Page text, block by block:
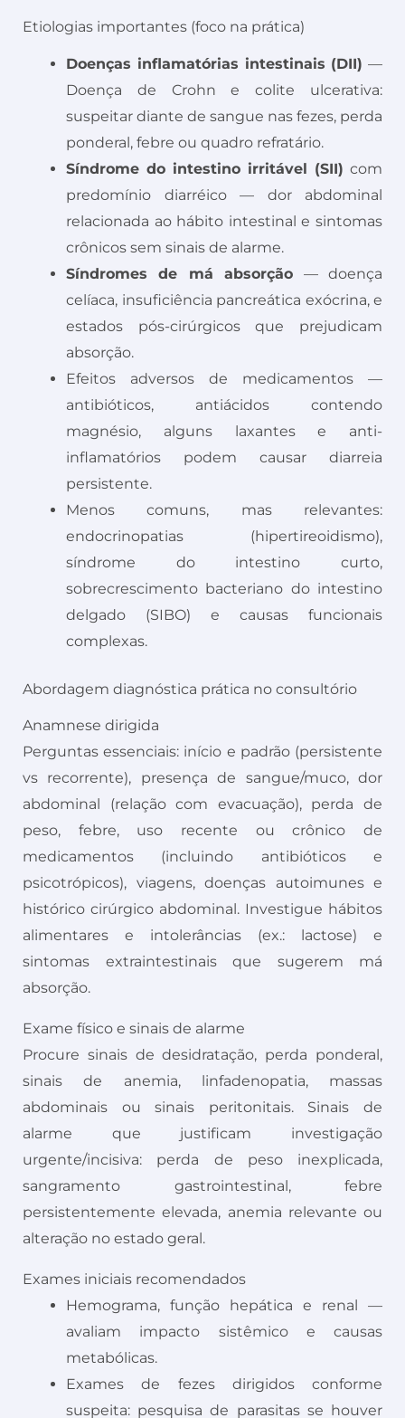
Etiologias importantes (foco na prática)
Doenças inflamatórias intestinais (DII) —
Doença de Crohn e colite ulcerativa:
suspeitar diante de sangue nas fezes, perda
ponderal, febre ou quadro refratário.
Síndrome do intestino irritável (SII) com
predomínio diarréico — dor abdominal
relacionada ao hábito intestinal e sintomas
crônicos sem sinais de alarme.
Síndromes de má absorção — doença
celíaca, insuficiência pancreática exócrina, e
estados pós-cirúrgicos que prejudicam
absorção.
Efeitos adversos de medicamentos —
antibióticos, antiácidos contendo
magnésio, alguns laxantes e anti-
inflamatórios podem causar diarreia
persistente.
Menos comuns, mas relevantes:
endocrinopatias (hipertireoidismo),
síndrome do intestino curto,
sobrecrescimento bacteriano do intestino
delgado (SIBO) e causas funcionais
complexas.
Abordagem diagnóstica prática no consultório
Anamnese dirigida
Perguntas essenciais: início e padrão (persistente
vs recorrente), presença de sangue/muco, dor
abdominal (relação com evacuação), perda de
peso, febre, uso recente ou crônico de
medicamentos (incluindo antibióticos e
psicotrópicos), viagens, doenças autoimunes e
histórico cirúrgico abdominal. Investigue hábitos
alimentares e intolerâncias (ex.: lactose) e
sintomas extraintestinais que sugerem má
absorção.
Exame físico e sinais de alarme
Procure sinais de desidratação, perda ponderal,
sinais de anemia, linfadenopatia, massas
abdominais ou sinais peritonitais. Sinais de
alarme que justificam investigação
urgente/incisiva: perda de peso inexplicada,
sangramento gastrointestinal, febre
persistentemente elevada, anemia relevante ou
alteração no estado geral.
Exames iniciais recomendados
Hemograma, função hepática e renal —
avaliam impacto sistêmico e causas
metabólicas.
Exames de fezes dirigidos conforme
suspeita: pesquisa de parasitas se houver